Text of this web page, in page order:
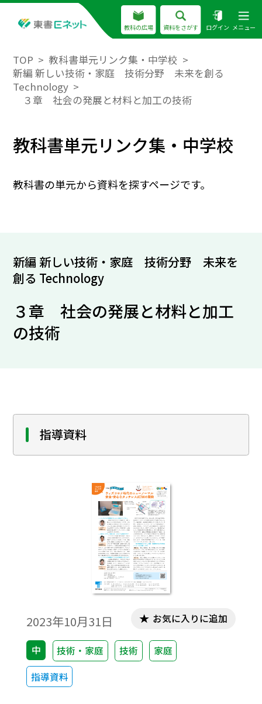
教科の広場 資料をさがす ログイン メニュー
TOP
教科書単元リンク集・中学校
新編 新しい技術・家庭 技術分野 未来を創る
Technology
３章 社会の発展と材料と加工の技術
教科書単元リンク集・中学校
教科書の単元から資料を探すページです。
新編 新しい技術・家庭 技術分野 未来を
創る Technology
３章 社会の発展と材料と加工
の技術
指導資料
2023年10月31日
中 技術・家庭 技術
家庭
指導資料
お気に入りに追加